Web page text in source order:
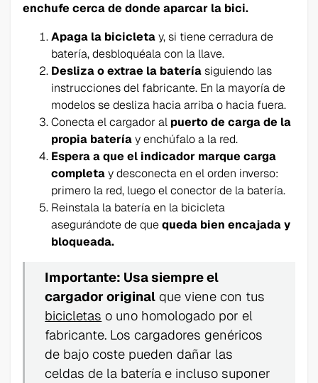
enchufe cerca de donde aparcar la bici.
Apaga la bicicletay, si tiene cerradura de
batería, desbloquéala con la llave.
Desliza o extrae la bateríasiguiendo las
instrucciones del fabricante. En la mayoría de
modelos se desliza hacia arriba o hacia fuera.
Conecta el cargador al puerto de carga de la
propia bateríay enchúfalo a la red.
Espera a que el indicador marque carga
completay desconecta en el orden inverso:
primero la red, luego el conector de la batería.
Reinstala la batería en la bicicleta
asegurándote de quequeda bien encajada y
bloqueada.
Importante: Usa siempre el
cargador original que viene con tus
bicicletas o uno homologado por el
fabricante. Los cargadores genéricos
de bajo coste pueden dañar las
celdas de la batería e incluso suponer